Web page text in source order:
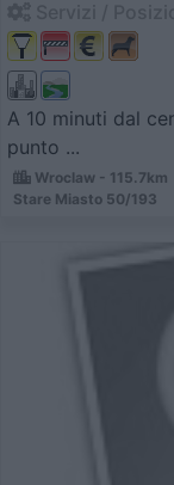
A 10 minuti dal
punto ...
Wroclaw - 115.7km
Stare Miasto 50/193